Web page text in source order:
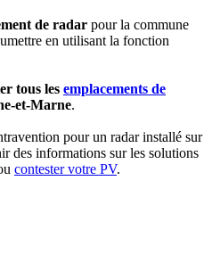
de radar pour la commune
en utilisant la fonction
tous les emplacements de
et-Marne.
pour un radar installé sur
des informations sur les solutions
contester votre PV.